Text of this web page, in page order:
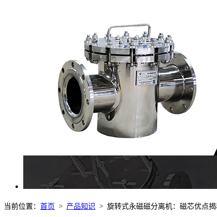
当前位置： 首页 > 产品知识 > 旋转式永磁磁分离机：磁芯优点